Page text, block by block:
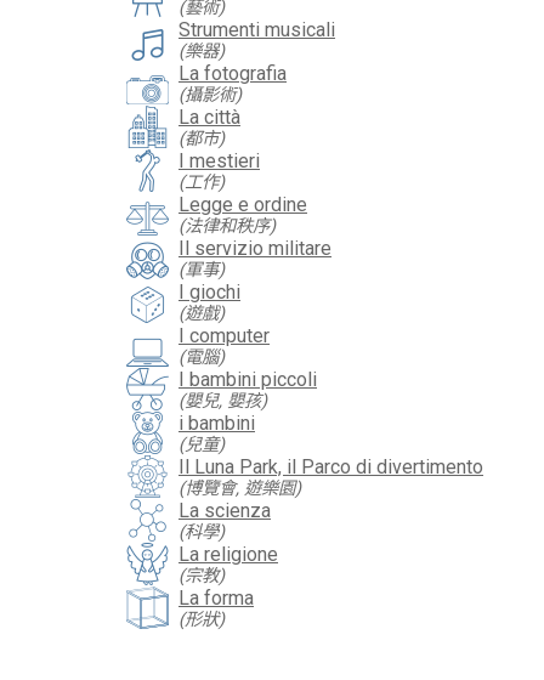
(藝術)
Strumenti musicali
(樂器)
La fotografia
(攝影術)
La città
(都市)
I mestieri
(工作)
Legge e ordine
(法律和秩序)
Il servizio militare
(軍事)
I giochi
(遊戲)
I computer
(電腦)
I bambini piccoli
(嬰兒, 嬰孩)
i bambini
(兒童)
Il Luna Park, il Parco di divertimento
(博覽會, 遊樂園)
La scienza
(科學)
La religione
(宗教)
La forma
(形狀)